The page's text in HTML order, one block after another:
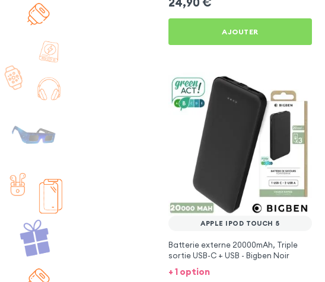
AJOUTER
APPLE IPOD TOUCH 5
Batterie externe 20000mAh, Triple
sortie USB-C + USB - Bigben Noir
+ 1 option